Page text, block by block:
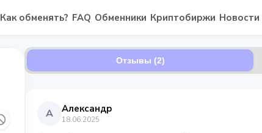
Как обменять? FAQ Обменники Криптобиржи Новости
Отзывы (2)
А Александр
18.06.2025